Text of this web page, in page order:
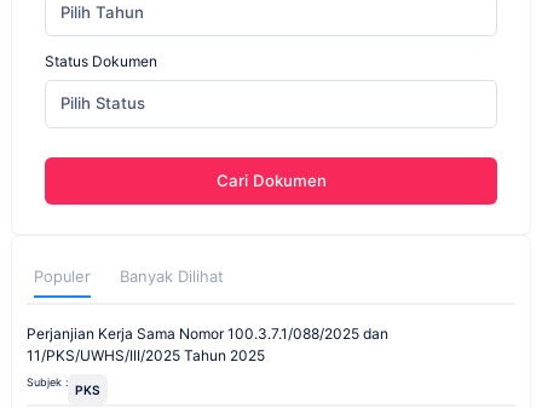
Pilih Tahun
Status Dokumen
Pilih Status
Cari Dokumen
Populer Banyak Dilihat
Perjanjian Kerja Sama Nomor 100.3.7.1/088/2025 dan
11/PKS/UWHS/III/2025 Tahun 2025
Subjek : PKS